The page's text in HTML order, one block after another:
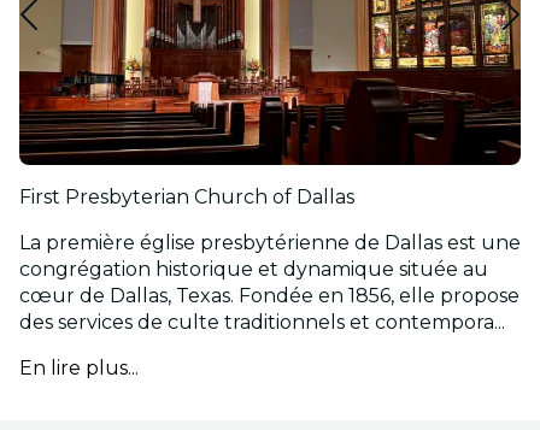
First Presbyterian Church of Dallas
La première église presbytérienne de Dallas est une
congrégation historique et dynamique située au
cœur de Dallas, Texas. Fondée en 1856, elle propose
des services de culte traditionnels et contempora...
En lire plus...